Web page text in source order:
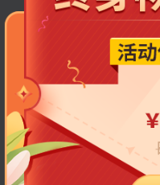
年卡会员免费